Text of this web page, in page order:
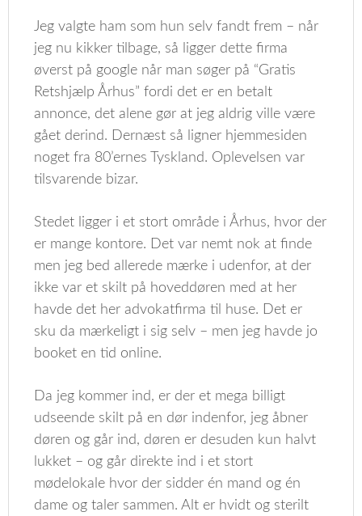
Jeg valgte ham som hun selv fandt frem – når
jeg nu kikker tilbage, så ligger dette firma
øverst på google når man søger på “Gratis
Retshjælp Århus” fordi det er en betalt
annonce, det alene gør at jeg aldrig ville være
gået derind. Dernæst så ligner hjemmesiden
noget fra 80’ernes Tyskland. Oplevelsen var
tilsvarende bizar.
Stedet ligger i et stort område i Århus, hvor der
er mange kontore. Det var nemt nok at finde
men jeg bed allerede mærke i udenfor, at der
ikke var et skilt på hoveddøren med at her
havde det her advokatfirma til huse. Det er
sku da mærkeligt i sig selv – men jeg havde jo
booket en tid online.
Da jeg kommer ind, er der et mega billigt
udseende skilt på en dør indenfor, jeg åbner
døren og går ind, døren er desuden kun halvt
lukket – og går direkte ind i et stort
mødelokale hvor der sidder én mand og én
dame og taler sammen. Alt er hvidt og sterilt